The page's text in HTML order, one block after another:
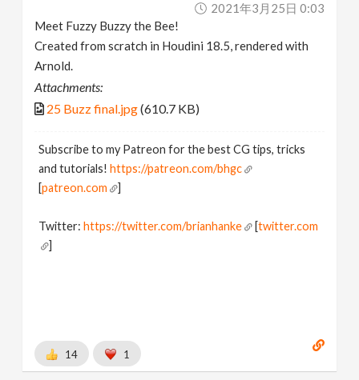
2021年3月25日 0:03
Meet Fuzzy Buzzy the Bee!
Created from scratch in Houdini 18.5, rendered with
Arnold.
Attachments:
25 Buzz final.jpg(610.7 KB)
Subscribe to my Patreon for the best CG tips, tricks
and tutorials!https://patreon.com/bhgc
[patreon.com ]
Twitter:https://twitter.com/brianhanke [twitter.com
]
14 1